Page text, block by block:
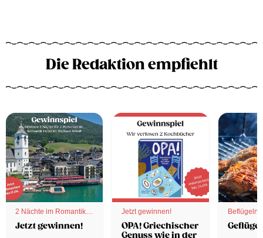
Die Redaktion empfiehlt
2 Nächte im Romantik
Hotel
Jetzt gewinnen!
Jetzt gewinnen!
OPA! Griechischer
Genuss wie in der